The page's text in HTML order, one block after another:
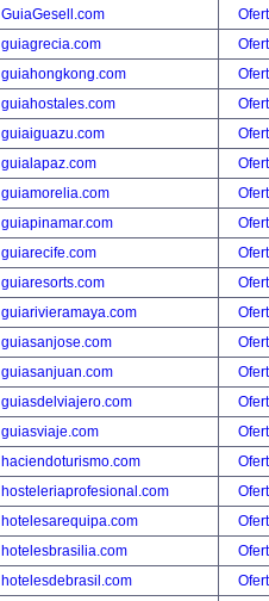
GuiaGesell.com
guiagrecia.com
guiahongkong.com
guiahostales.com
guiaiguazu.com
guialapaz.com
guiamorelia.com
guiapinamar.com
guiarecife.com
guiaresorts.com
guiarivieramaya.com
guiasanjose.com
guiasanjuan.com
guiasdelviajero.com
guiasviaje.com
haciendoturismo.com
hosteleriaprofesional.com
hotelesarequipa.com
hotelesbrasilia.com
hotelesdebrasil.com